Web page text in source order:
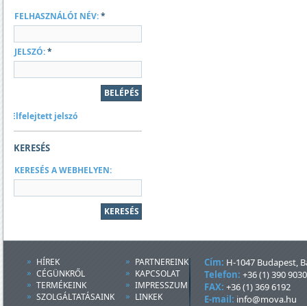
FELHASZNÁLÓI NÉV:*
JELSZÓ:*
Elfelejtett jelszó
KERESÉS
KERESÉS A WEBHELYEN:
HÍREK
CÉGÜNKRŐL
TERMÉKEINK
SZOLGÁLTATÁSAINK
PARTNEREINK
KAPCSOLAT
IMPRESSZUM
LINKEK
Cím: H-1047 Budapest,
Telefon: +36 (1) 390 9030
FAX: +36 (1) 369 6192
E-mail: info@mova.hu